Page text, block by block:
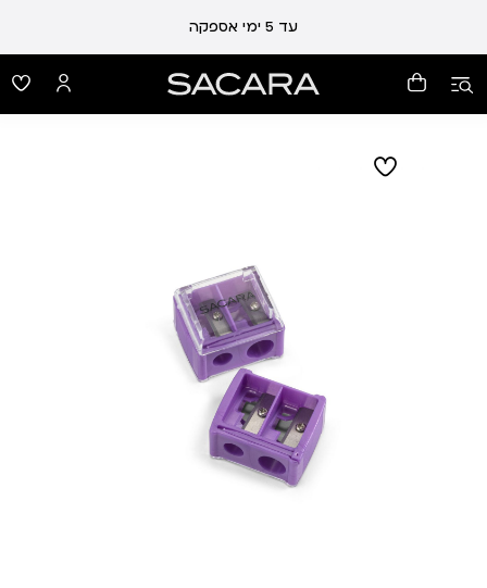
עד 5 ימי אספקה